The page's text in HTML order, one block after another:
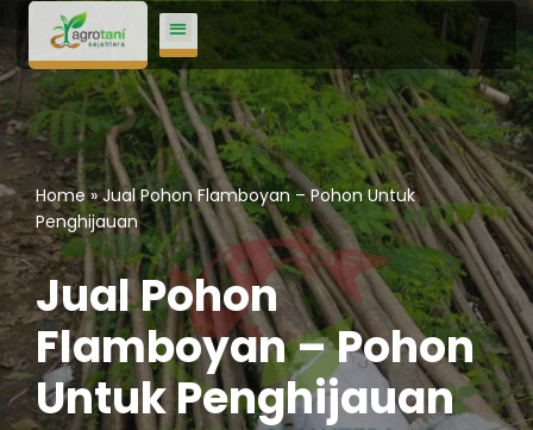
Lompat
konten
Home»Jual Pohon Flamboyan – Pohon Untuk
Penghijauan
Jual Pohon
Flamboyan – Pohon
Untuk Penghijauan